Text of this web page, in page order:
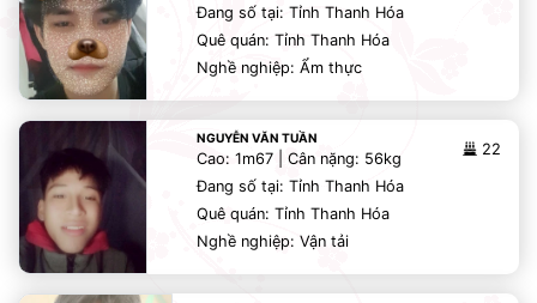
Đang số tại: Tỉnh Thanh Hóa
Quê quán: Tỉnh Thanh Hóa
Nghề nghiệp: Ẩm thực
NGUYỄN VĂN TUẦN
22
Cao: 1m67 | Cân nặng: 56kg
Đang số tại: Tỉnh Thanh Hóa
Quê quán: Tỉnh Thanh Hóa
Nghề nghiệp: Vận tải